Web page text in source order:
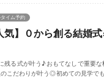
気】０から創る結婚
タイム予約
残る式が叶う♪おもてなしで重要
こだわりが叶う◎初めての見学で